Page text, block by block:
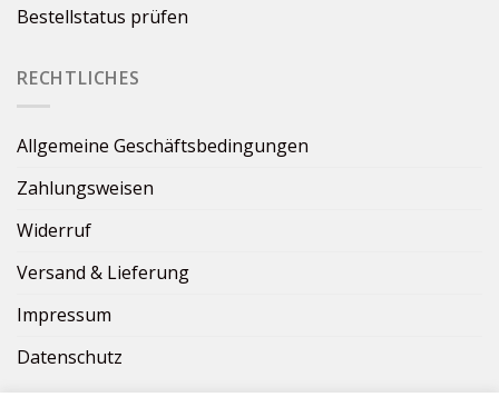
Bestellstatus prüfen
RECHTLICHES
Allgemeine Geschäftsbedingungen
Zahlungsweisen
Widerruf
Versand & Lieferung
Impressum
Datenschutz